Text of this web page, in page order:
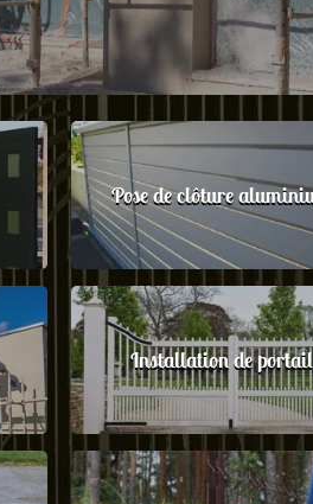
Pose de clôture
Installation de